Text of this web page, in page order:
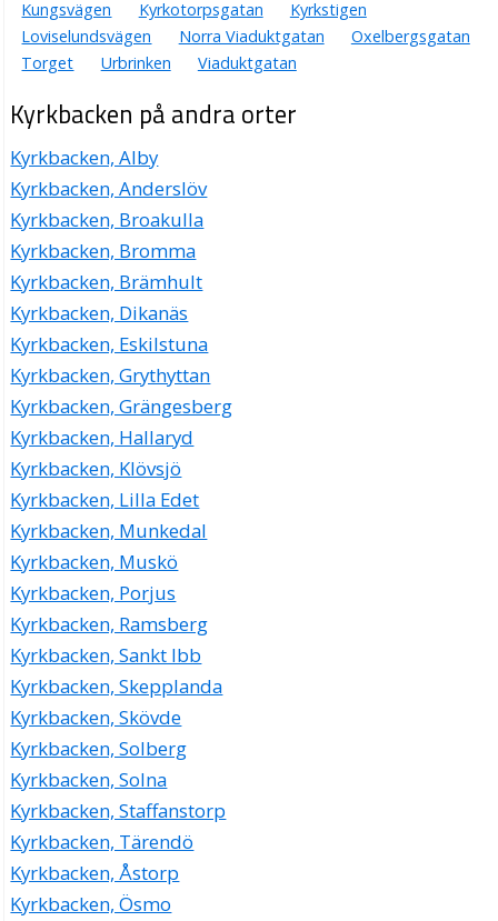
Kungsvägen
Kyrkotorpsgatan
Kyrkstigen
Loviselundsvägen
Norra Viaduktgatan
Oxelbergsgatan
Torget
Urbrinken Viaduktgatan
Kyrkbacken på andra orter
Kyrkbacken, Alby
Kyrkbacken, Anderslöv
Kyrkbacken, Broakulla
Kyrkbacken, Bromma
Kyrkbacken, Brämhult
Kyrkbacken, Dikanäs
Kyrkbacken, Eskilstuna
Kyrkbacken, Grythyttan
Kyrkbacken, Grängesberg
Kyrkbacken, Hallaryd
Kyrkbacken, Klövsjö
Kyrkbacken, Lilla Edet
Kyrkbacken, Munkedal
Kyrkbacken, Muskö
Kyrkbacken, Porjus
Kyrkbacken, Ramsberg
Kyrkbacken, Sankt Ibb
Kyrkbacken, Skepplanda
Kyrkbacken, Skövde
Kyrkbacken, Solberg
Kyrkbacken, Solna
Kyrkbacken, Staffanstorp
Kyrkbacken, Tärendö
Kyrkbacken, Åstorp
Kyrkbacken, Ösmo